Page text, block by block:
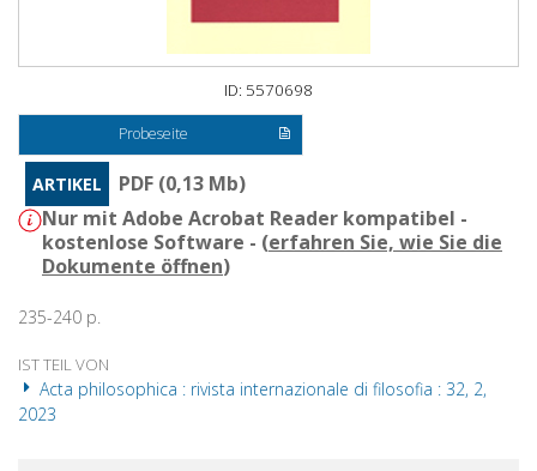
ID: 5570698
Probeseite
ARTIKEL
PDF (0,13 Mb)
Nur mit Adobe Acrobat Reader kompatibel -
kostenlose Software - (erfahren Sie, wie Sie die
Dokumente öffnen)
235-240 p.
IST TEIL VON
Acta philosophica : rivista internazionale di filosofia : 32, 2,
2023